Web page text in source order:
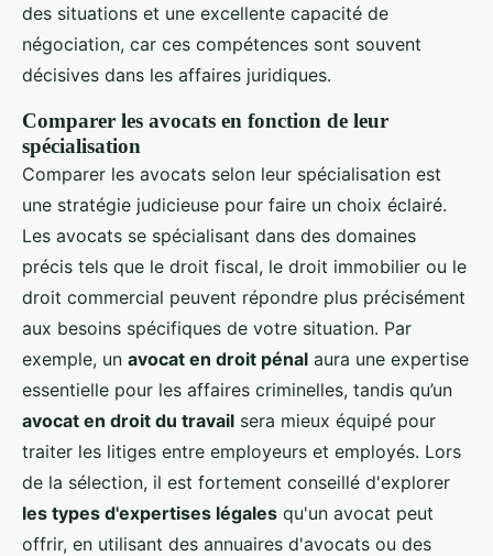
des situations et une excellente capacité de
négociation, car ces compétences sont souvent
décisives dans les affaires juridiques.
Comparer les avocats en fonction de leur
spécialisation
Comparer les avocats selon leur spécialisation est
une stratégie judicieuse pour faire un choix éclairé.
Les avocats se spécialisant dans des domaines
précis tels que le droit fiscal, le droit immobilier ou le
droit commercial peuvent répondre plus précisément
aux besoins spécifiques de votre situation. Par
exemple, un avocat en droit pénal aura une expertise
essentielle pour les affaires criminelles, tandis qu’un
avocat en droit du travail sera mieux équipé pour
traiter les litiges entre employeurs et employés. Lors
de la sélection, il est fortement conseillé d'explorer
les types d'expertises légales qu'un avocat peut
offrir, en utilisant des annuaires d'avocats ou des